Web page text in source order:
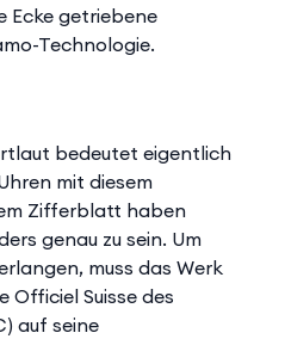
Ecke getriebene
Technologie.
bedeutet eigentlich
mit diesem
Zifferblatt haben
genau zu sein. Um
muss das Werk
Suisse des
auf seine